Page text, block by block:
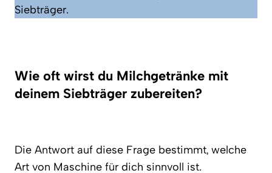
Siebträger.
Wie oft wirst du Milchgetränke mit
deinem Siebträger zubereiten?
Die Antwort auf diese Frage bestimmt, welche
Art von Maschine für dich sinnvoll ist.